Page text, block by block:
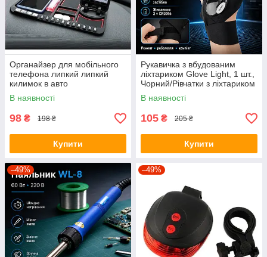
Органайзер для мобільного
телефона липкий липкий
килимок в авто
В наявності
98 ₴ 198 ₴
Купити
Рукавичка з вбудованим
ліхтариком Glove Light, 1 шт.,
Чорний/Рівчатки з ліхтариком
В наявності
105 ₴ 205 ₴
Купити
–49% –49%